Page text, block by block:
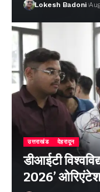
Lokesh Badoni
उत्तराखंड देहरादून
डीआईटी
2026’